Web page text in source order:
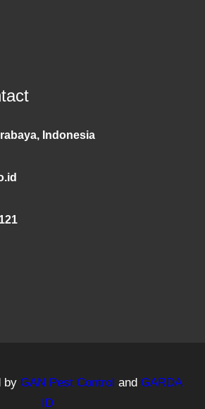
Indonesia
by GAN Pest Control and GARDA
ID